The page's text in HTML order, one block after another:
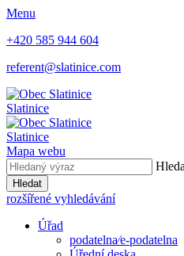
Menu
+420 585 944 604
referent@slatinice.com
Slatinice
Slatinice
Mapa webu
Hledat
rozšířené vyhledávání
Úřad
podatelna⁄e-podatelna